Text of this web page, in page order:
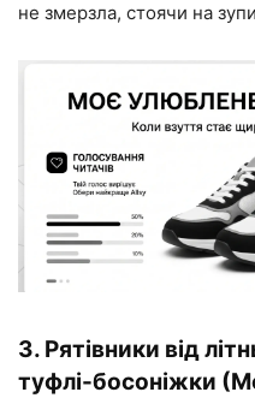
не змерзла, стоячи на
3. Рятівники від
туфлі-босоніжки